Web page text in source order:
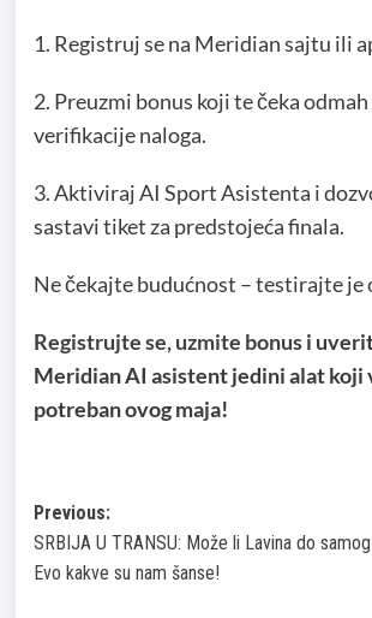
1. Registruj se na Meridian sajtu ili
2. Preuzmi bonus koji te čeka
verifikacije naloga.
3. Aktiviraj AI Sport Asistenta i
sastavi tiket za predstojeća finala.
Ne čekajte budućnost – testirajte je
Registrujte se, uzmite bonusi
Meridian AI asistent jedini alat koji
potreban ovog maja!
Post
navigation
Previous:
SRBIJA U TRANSU: Može li Lavina do
Evo kakve su nam šanse!